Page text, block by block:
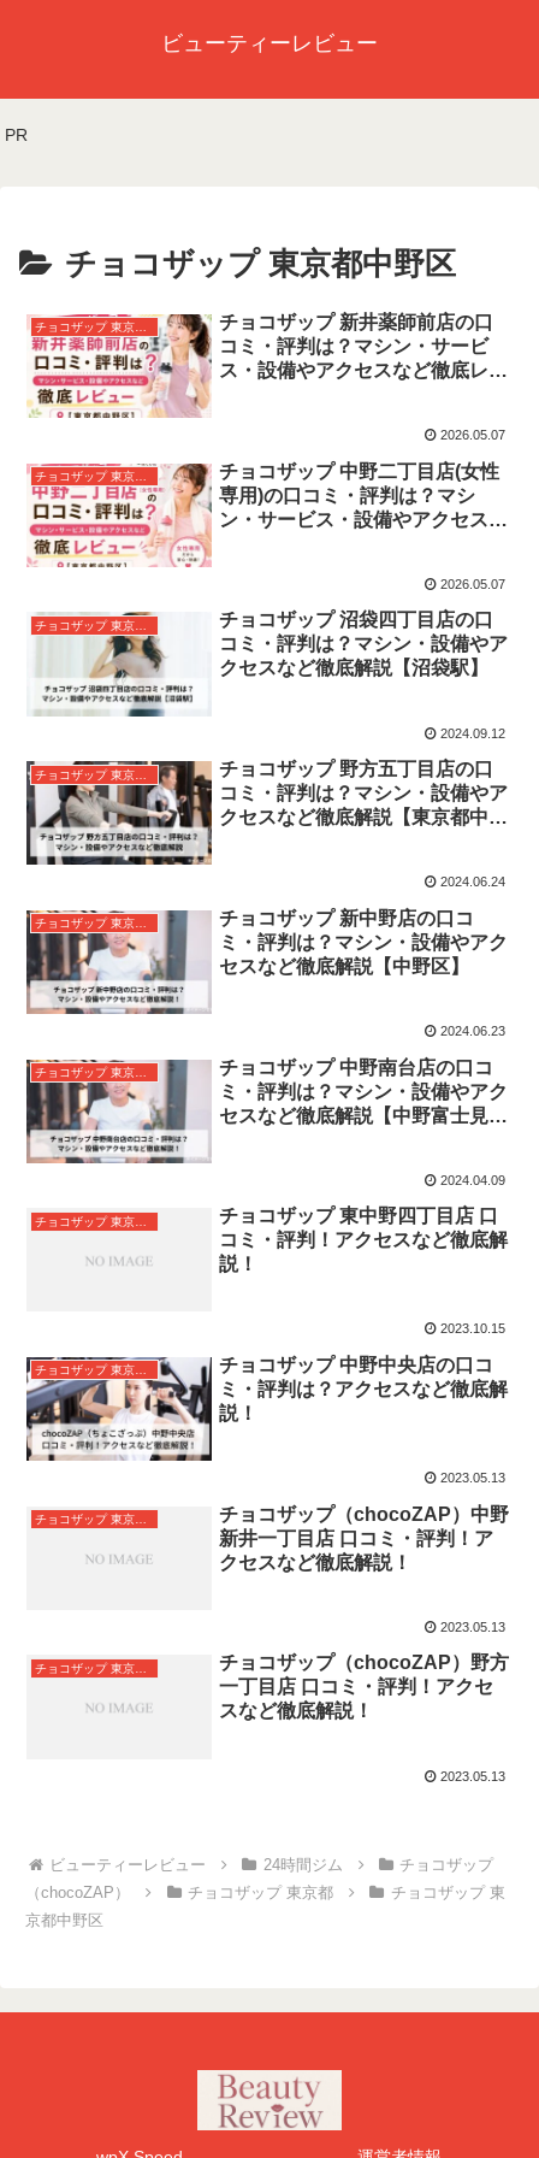
ビューティーレビュー
PR
チョコザップ 東京都中野区
チョコザップ 東京都中野区
チョコザップ 新井薬師前店の口
コミ・評判は？マシン・サービ
ス・設備やアクセスなど徹底レビ
2026.05.07
チョコザップ 東京都中野区
チョコザップ 中野二丁目店(女性
専用)の口コミ・評判は？マシ
ン・サービス・設備やアクセスな
2026.05.07
チョコザップ 東京都中野区
チョコザップ 沼袋四丁目店の口
コミ・評判は？マシン・設備やア
クセスなど徹底解説【沼袋駅】
2024.09.12
チョコザップ 東京都中野区
チョコザップ 野方五丁目店の口
コミ・評判は？マシン・設備やア
クセスなど徹底解説【東京都中野
2024.06.24
チョコザップ 東京都中野区
チョコザップ 新中野店の口コ
ミ・評判は？マシン・設備やアク
セスなど徹底解説【中野区】
2024.06.23
チョコザップ 東京都中野区
チョコザップ 中野南台店の口コ
ミ・評判は？マシン・設備やアク
セスなど徹底解説【中野富士見町
2024.04.09
チョコザップ 東京都中野区
チョコザップ 東中野四丁目店 口
コミ・評判！アクセスなど徹底解
説！
2023.10.15
チョコザップ 東京都中野区
チョコザップ 中野中央店の口コ
ミ・評判は？アクセスなど徹底解
説！
2023.05.13
チョコザップ 東京都中野区
チョコザップ（chocoZAP）中野
新井一丁目店 口コミ・評判！ア
クセスなど徹底解説！
2023.05.13
チョコザップ 東京都中野区
チョコザップ（chocoZAP）野方
一丁目店 口コミ・評判！アクセ
スなど徹底解説！
2023.05.13
24時間ジム
チョコザップ
（chocoZAP）
チョコザップ 東京都
チョコザップ 東
京都中野区